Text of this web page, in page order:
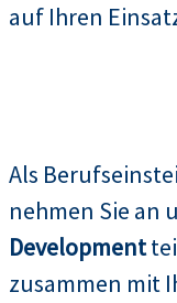
auf Ihren
Als
nehmen Sie an
Development
zusammen mit